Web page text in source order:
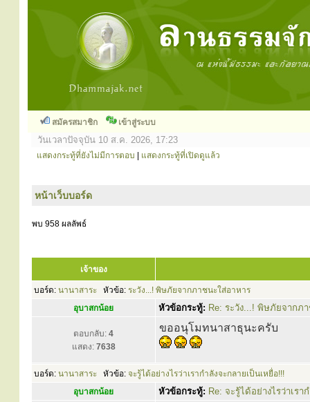
สมัครสมาชิก เข้าสู่ระบบ
วันเวลาปัจจุบัน 10 ส.ค. 2026, 17:23
แสดงกระทู้ที่ยังไม่มีการตอบ แสดงกระทู้ที่เปิดดูแล้ว
หน้าเว็บบอร์ด
พบ 958 ผลลัพธ์
เจ้าของ
บอร์ด: นานาสาระ หัวข้อ: ระวัง...! พิษภัยจากภาชนะใส่อาหาร
อุบาสกน้อย
หัวข้อกระทู้: Re: ระวัง...! พิษภัยจากภ
ตอบกลับ: 4
แสดง: 7638
ขออนุโมทนาสาธุนะครับ
บอร์ด: นานาสาระ หัวข้อ: จะรู้ได้อย่างไรว่าเรากำลังจะกลายเป็นเหยื่อ!!!
อุบาสกน้อย
หัวข้อกระทู้: Re: จะรู้ได้อย่างไรว่าเร